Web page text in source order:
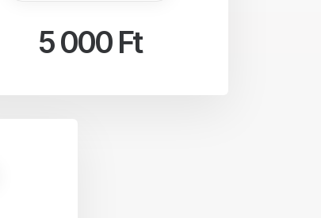
5 000 Ft